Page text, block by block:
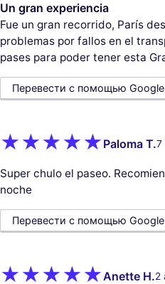
Un gran experiencia
Fue un gran recorrido, París
problemas por fallos en el
pases para poder tener esta
Перевести с помощью Google
Paloma T.7
Super chulo el paseo.
noche
Перевести с помощью Google
Anette H.2